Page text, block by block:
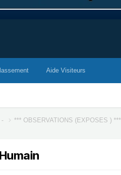
Aide Visiteurs
- *** OBSERVATIONS (EXPOSES ) ***